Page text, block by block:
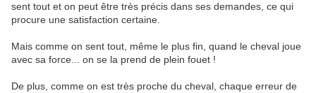
sent tout et on peut être très précis dans ses demandes, ce qui
procure une satisfaction certaine.
Mais comme on sent tout, même le plus fin, quand le cheval joue
avec sa force... on se la prend de plein fouet !
De plus, comme on est très proche du cheval, chaque erreur de